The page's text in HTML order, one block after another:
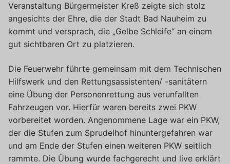
Veranstaltung Bürgermeister Kreß zeigte sich stolz
angesichts der Ehre, die der Stadt Bad Nauheim zu
kommt und versprach, die „Gelbe Schleife“ an einem
gut sichtbaren Ort zu platzieren.
Die Feuerwehr führte gemeinsam mit dem Technischen
Hilfswerk und den Rettungsassistenten/ -sanitätern
eine Übung der Personenrettung aus verunfallten
Fahrzeugen vor. Hierfür waren bereits zwei PKW
vorbereitet worden. Angenommene Lage war ein PKW,
der die Stufen zum Sprudelhof hinuntergefahren war
und am Ende der Stufen einen weiteren PKW seitlich
rammte. Die Übung wurde fachgerecht und live erklärt